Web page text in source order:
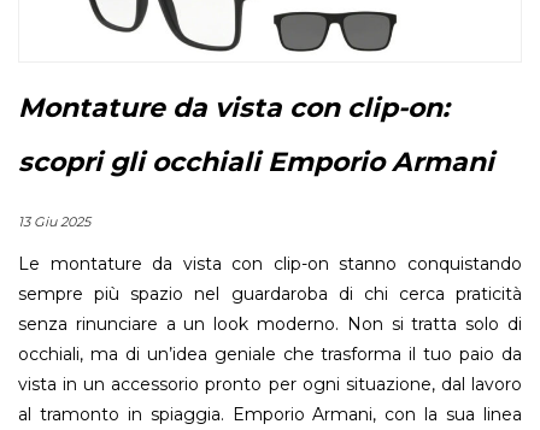
Montature da vista con clip-on:
scopri gli occhiali Emporio Armani
13 Giu 2025
Le montature da vista con clip-on stanno conquistando
sempre più spazio nel guardaroba di chi cerca praticità
senza rinunciare a un look moderno. Non si tratta solo di
occhiali, ma di un’idea geniale che trasforma il tuo paio da
vista in un accessorio pronto per ogni situazione, dal lavoro
al tramonto in spiaggia. Emporio Armani, con la sua linea